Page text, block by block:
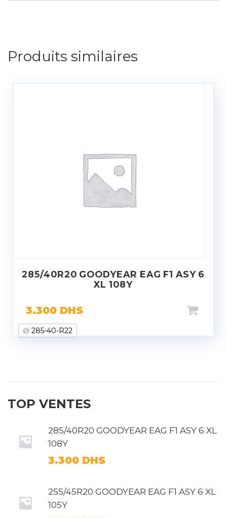
Produits similaires
285/40R20 GOODYEAR EAG F1 ASY 6
XL 108Y
3.300 DHS
285-40-R22
TOP VENTES
285/40R20 GOODYEAR EAG F1 ASY 6 XL
108Y
3.300 DHS
255/45R20 GOODYEAR EAG F1 ASY 6 XL
105Y